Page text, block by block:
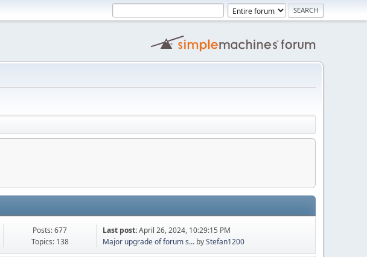
Posts: 677
Topics: 138
Last post:April 26, 2024, 10:29:15 PM
Major upgrade of forum s... byStefan1200